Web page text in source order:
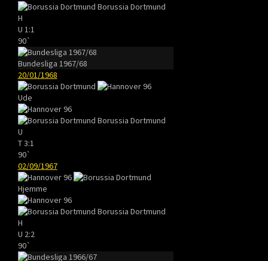
Borussia Dortmund
H
U 1:1
90`
Bundesliga 1967/68
20/01/1968
Ude
Borussia Dortmund
U
T3:1
90`
02/09/1967
Hjemme
Borussia Dortmund
H
U 2:2
90`